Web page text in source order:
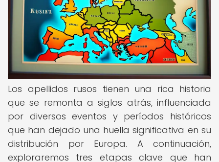
Los apellidos rusos tienen una rica historia
que se remonta a siglos atrás, influenciada
por diversos eventos y períodos históricos
que han dejado una huella significativa en su
distribución por Europa. A continuación,
exploraremos tres etapas clave que han